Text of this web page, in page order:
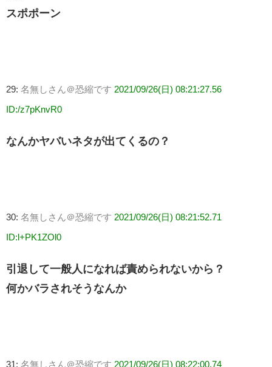
スポポーン
29: 名無しさん＠恐縮です 2021/09/26(日) 08:21:27.56
ID:/z7pKnvR0
なんかヤバいネタが出てくるの？
30: 名無しさん＠恐縮です 2021/09/26(日) 08:21:52.71
ID:l+PK1ZOl0
引退して一般人になれば責められないから？
何かバラされそうなんか
31: 名無しさん＠恐縮です 2021/09/26(日) 08:22:00.74